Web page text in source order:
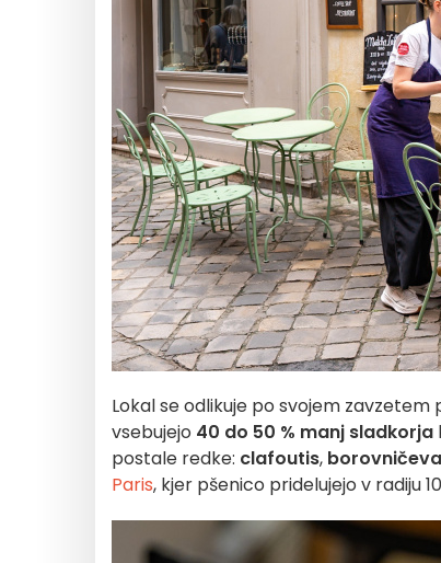
Lokal se odlikuje po svojem zavzetem
vsebujejo 40 do 50 % manj sladkorja
postale redke: clafoutis,
Paris, kjer pšenico pridelujejo v radiju